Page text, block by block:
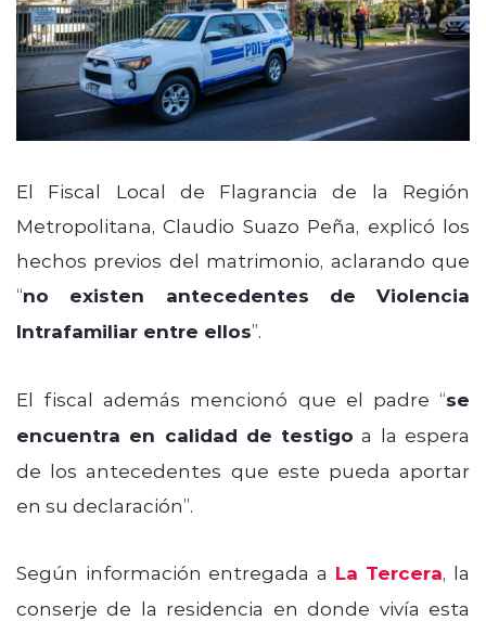
El Fiscal Local de Flagrancia de la Región
Metropolitana, Claudio Suazo Peña, explicó los
hechos previos del matrimonio, aclarando que
“no existen antecedentes de Violencia
Intrafamiliar entre ellos”.
El fiscal además mencionó que el padre “se
encuentra en calidad de testigo a la espera
de los antecedentes que este pueda aportar
en su declaración”.
Según información entregada a La Tercera, la
conserje de la residencia en donde vivía esta